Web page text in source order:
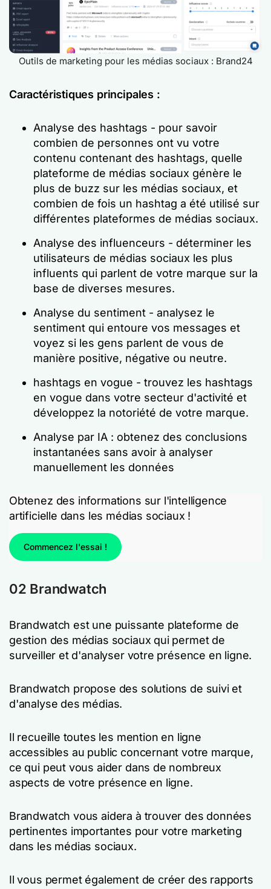
Outils de marketing pour les médias sociaux : Brand24
Caractéristiques principales :
Analyse des hashtags - pour savoir
combien de personnes ont vu votre
contenu contenant des hashtags, quelle
plateforme de médias sociaux génère le
plus de buzz sur les médias sociaux, et
combien de fois un hashtag a été utilisé sur
différentes plateformes de médias sociaux.
Analyse des influenceurs - déterminer les
utilisateurs de médias sociaux les plus
influents qui parlent de votre marque sur la
base de diverses mesures.
Analyse du sentiment - analysez le
sentiment qui entoure vos messages et
voyez si les gens parlent de vous de
manière positive, négative ou neutre.
hashtags en vogue - trouvez les hashtags
en vogue dans votre secteur d'activité et
développez la notoriété de votre marque.
Analyse par IA : obtenez des conclusions
instantanées sans avoir à analyser
manuellement les données
Obtenez des informations sur l'intelligence
artificielle dans les médias sociaux !
Commencez l'essai !
02 Brandwatch
Brandwatch est une puissante plateforme de
gestion des médias sociaux qui permet de
surveiller et d'analyser votre présence en ligne.
Brandwatch propose des solutions de suivi et
d'analyse des médias.
Il recueille toutes les mention en ligne
accessibles au public concernant votre marque,
ce qui peut vous aider dans de nombreux
aspects de votre présence en ligne.
Brandwatch vous aidera à trouver des données
pertinentes importantes pour votre marketing
dans les médias sociaux.
Il vous permet également de créer des rapports